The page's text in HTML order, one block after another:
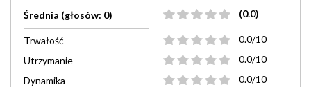
Średnia (głosów: 0) (0.0)
Trwałość
0.0/10
Utrzymanie
0.0/10
Dynamika
0.0/10